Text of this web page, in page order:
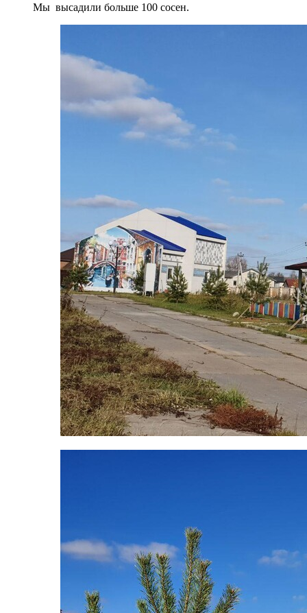
Мы высадили больше 100 сосен.